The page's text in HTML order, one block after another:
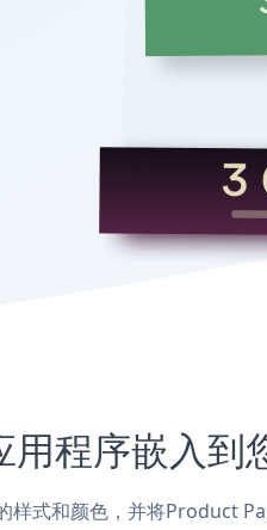
序嵌入到
式和颜色，并将Product